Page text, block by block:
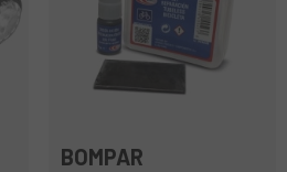
BOMPAR